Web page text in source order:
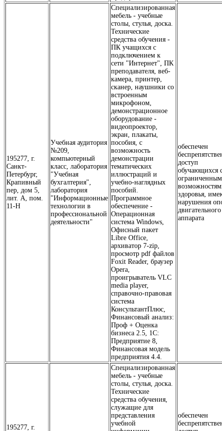
195277, г.
Санкт-
Петербург,
Крапивный
пер, дом 5,
лит. А, пом.
11-Н
Учебная аудитория
№209,
компьютерный
класс, лаборатория
"Учебная
бухгалтерия",
лаборатория
"Информационные
технологии в
профессиональной
деятельности"
Специализированная
мебель - учебные
столы, стулья, доска.
Технические
средства обучения -
ПК учащихся с
подключением к
сети "Интернет", ПК
преподавателя, веб-
камера, принтер,
сканер, наушники со
встроенным
микрофоном,
демонстрационное
оборудование -
видеопроектор,
экран, плакаты,
пособия, с
возможность
демонстрации
тематических
иллюстраций и
учебно-наглядных
пособий.
Программное
обеспечение -
Операционная
система Windows,
Офисный пакет
Libre Office,
архиватор 7-zip,
просмотр pdf файлов
Foxit Reader, браузер
Opera,
проигрыватель VLC
media player,
справочно-правовая
система
КонсультантПлюс,
Финансовый анализ:
Проф + Оценка
бизнеса 2.5, 1С:
Предприятие 8,
Финансовая модель
предприятия 4.4.
обеспечен
доступ
обучающихся
здоровья,
нарушения
двигательного
аппарата
195277, г.
Специализированная
мебель - учебные
столы, стулья, доска.
Технические
средства обучения,
служащие для
представления
учебной
обеспечен